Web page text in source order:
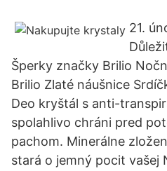
21.
Šperky značky Brilio
Brilio Zlaté náušnice
Deo kryštál s anti-
spolahlivo chráni pred
pachom. Minerálne
stará o jemný pocit vašej